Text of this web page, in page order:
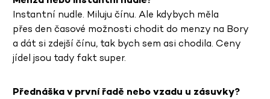
Instantní nudle. Miluju čínu. Ale kdybych měla
přes den časové možnosti chodit do menzy na Bory
a dát si zdejší čínu, tak bych sem asi chodila. Ceny
jídel jsou tady fakt super.
Přednáška v první řadě nebo vzadu u zásuvky?